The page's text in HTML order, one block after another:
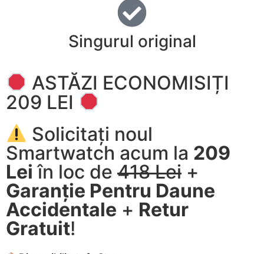
Singurul original
ASTĂZI ECONOMISIȚI
209 LEI
Solicitați noul
Smartwatch acum la 209
Lei în loc de 418 Lei +
Garanție Pentru Daune
Accidentale + Retur
Gratuit!